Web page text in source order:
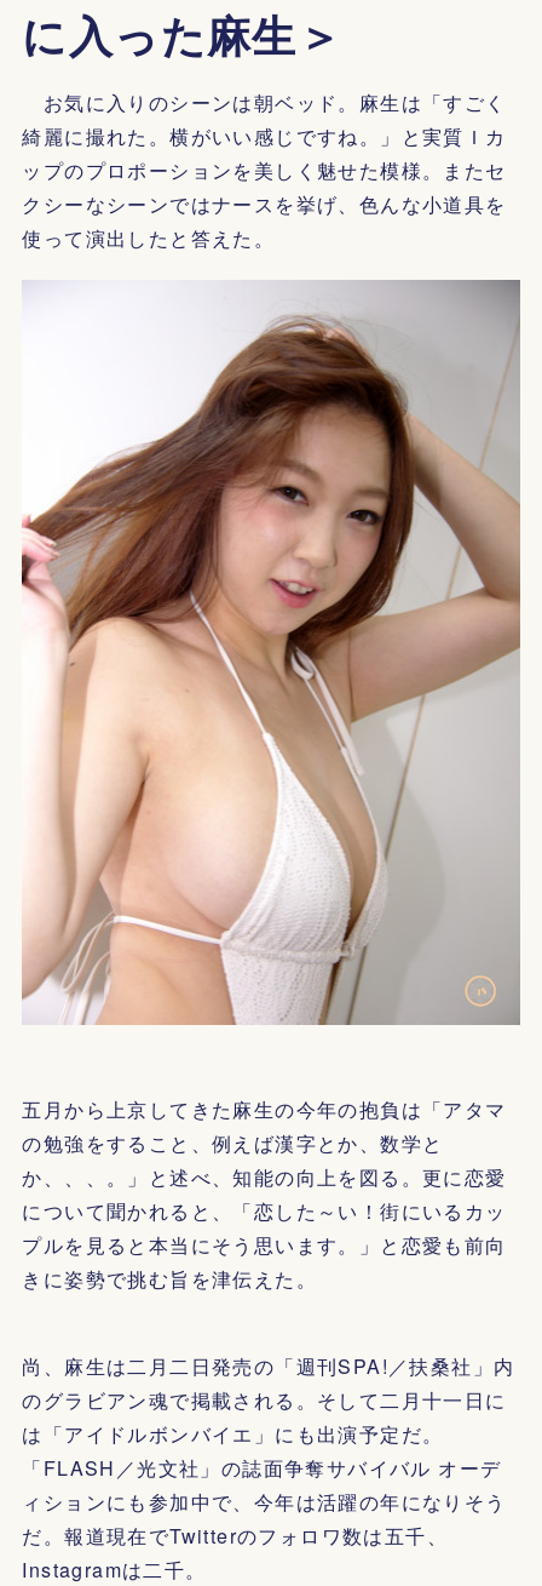
に入った麻生＞
お気に入りのシーンは朝ベッド。麻生は「すごく
綺麗に撮れた。横がいい感じですね。」と実質Ｉカ
ップのプロポーションを美しく魅せた模様。またセ
クシーなシーンではナースを挙げ、色んな小道具を
使って演出したと答えた。
五月から上京してきた麻生の今年の抱負は「アタマ
の勉強をすること、例えば漢字とか、数学と
か、、、。」と述べ、知能の向上を図る。更に恋愛
について聞かれると、「恋した～い！街にいるカッ
プルを見ると本当にそう思います。」と恋愛も前向
きに姿勢で挑む旨を津伝えた。
尚、麻生は二月二日発売の「週刊SPA!／扶桑社」内
のグラビアン魂で掲載される。そして二月十一日に
は「アイドルボンバイエ」にも出演予定だ。
「FLASH／光文社」の誌面争奪サバイバル オーデ
ィションにも参加中で、今年は活躍の年になりそう
だ。報道現在でTwitterのフォロワ数は五千、
Instagramは二千。